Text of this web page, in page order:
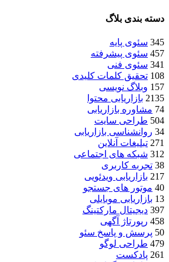
دسته بندی بلاگ
345 سئوی پایه
457 سئوی پیشرفته
341 سئوی فنی
108 تحقیق کلمات کلیدی
157 وبلاگ نویسی
2135 بازاریابی محتوا
74 مشاوره بازاریابی
504 طراحی سایت
34 روانشناسی بازاریابی
271 تبلیغات آنلاین
312 شبکه های اجتماعی
38 تجربه کاربری
217 بازاریابی ویدئویی
40 موتور های جستجو
13 بازاریابی موبایلی
397 دیجیتال مارکتینگ
458 رپورتاژ آگهی
50 پرسش و پاسخ سئو
479 طراحی لوگو
261 پادکست